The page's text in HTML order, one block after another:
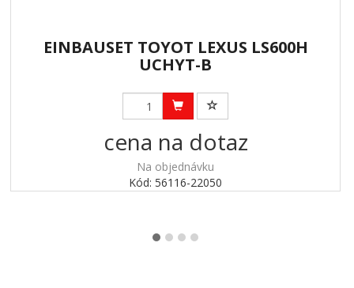
EINBAUSET TOYOT LEXUS LS600H
UCHYT-B
cena na dotaz
Na objednávku
Kód: 56116-22050